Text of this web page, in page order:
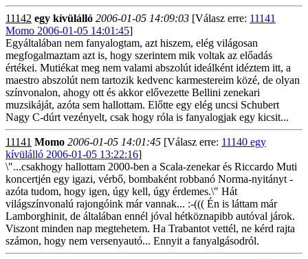
11142 egy kívülálló 2006-01-05 14:09:03 [Válasz erre: 11141
Momo 2006-01-05 14:01:45]
Egyáltalában nem fanyalogtam, azt hiszem, elég világosan
megfogalmaztam azt is, hogy szerintem mik voltak az előadás
értékei. Mutiékat meg nem valami abszolút ideálként idéztem itt, a
maestro abszolút nem tartozik kedvenc karmestereim közé, de olyan
színvonalon, ahogy ott és akkor elővezette Bellini zenekari
muzsikáját, azóta sem hallottam. Előtte egy elég uncsi Schubert
Nagy C-dúrt vezényelt, csak hogy róla is fanyalogjak egy kicsit...
11141 Momo 2006-01-05 14:01:45 [Válasz erre: 11140 egy
kívülálló 2006-01-05 13:22:16]
\"...csakhogy hallottam 2000-ben a Scala-zenekar és Riccardo Muti
koncertjén egy igazi, vérbő, bombaként robbanó Norma-nyitányt -
azóta tudom, hogy igen, úgy kell, úgy érdemes.\" Hát
világszínvonalú rajongóink már vannak... :-((( Én is láttam már
Lamborghinit, de általában ennél jóval hétköznapibb autóval járok.
Viszont minden nap megtehetem. Ha Trabantot vettél, ne kérd rajta
számon, hogy nem versenyautó... Ennyit a fanyalgásodról.